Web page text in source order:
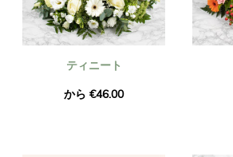
ティニート
から €46.00